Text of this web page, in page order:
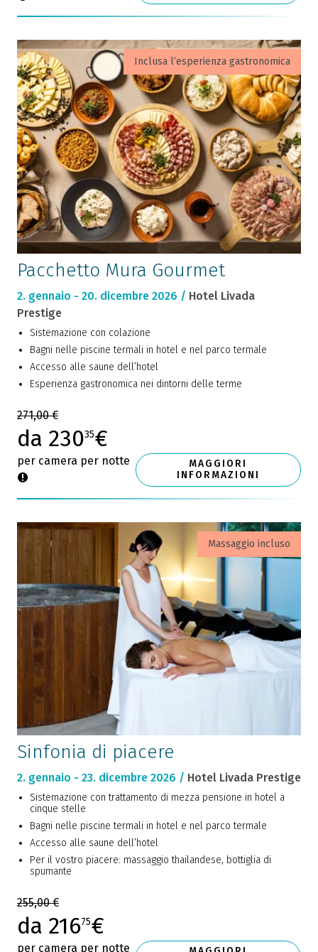
Inclusa l’esperienza gastronomica
Pacchetto Mura Gourmet
2. gennaio - 20. dicembre 2026 / Hotel Livada
Prestige
Sistemazione con colazione
Bagni nelle piscine termali in hotel e nel parco termale
Accesso alle saune dell’hotel
Esperienza gastronomica nei dintorni delle terme
271,00 €
da 23035€
per camera per notte
MAGGIORI
INFORMAZIONI
Massaggio incluso
Sinfonia di piacere
2. gennaio - 23. dicembre 2026 / Hotel Livada Prestige
Sistemazione con trattamento di mezza pensione in hotel a
cinque stelle
Bagni nelle piscine termali in hotel e nel parco termale
Accesso alle saune dell’hotel
Per il vostro piacere: massaggio thailandese, bottiglia di
spumante
255,00 €
da 21675€
per camera per notte